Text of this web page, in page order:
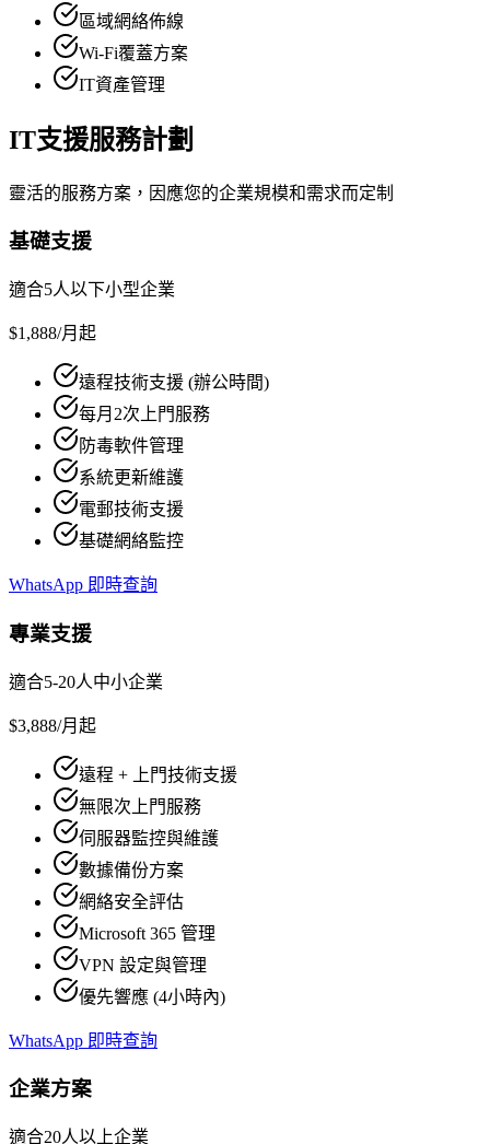
區域網絡佈線
Wi-Fi覆蓋方案
IT資產管理
IT支援服務計劃
靈活的服務方案，因應您的企業規模和需求而定制
基礎支援
適合5人以下小型企業
$1,888/月起
遠程技術支援 (辦公時間)
每月2次上門服務
防毒軟件管理
系統更新維護
電郵技術支援
基礎網絡監控
WhatsApp 即時查詢
專業支援
適合5-20人中小企業
$3,888/月起
遠程 + 上門技術支援
無限次上門服務
伺服器監控與維護
數據備份方案
網絡安全評估
Microsoft 365 管理
VPN 設定與管理
優先響應 (4小時內)
WhatsApp 即時查詢
企業方案
適合20人以上企業